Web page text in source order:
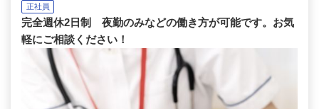
正社員
完全週休2日制 夜勤のみなどの働き方が可能です。お気
軽にご相談ください！